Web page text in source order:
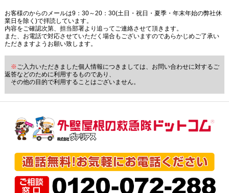
お客様のからのメールは9：30～20：30(土日・祝日・夏季・年末年始の弊社休
業日を除く)で拝読しています。
内容をご確認次第、担当部署より追ってご連絡させて頂きます。
また、お電話で対応させていただく場合もございますのであらかじめご了承い
ただきますようお願い致します。
※ ご入力いただきました個人情報につきましては、お問い合わせに対するご
返答などのために利用するものであり、
その他の目的で利用することはございません。